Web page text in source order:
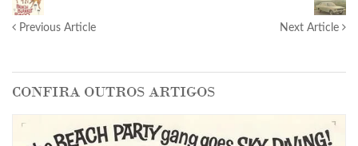
Previous Article Next Article
CONFIRA OUTROS ARTIGOS